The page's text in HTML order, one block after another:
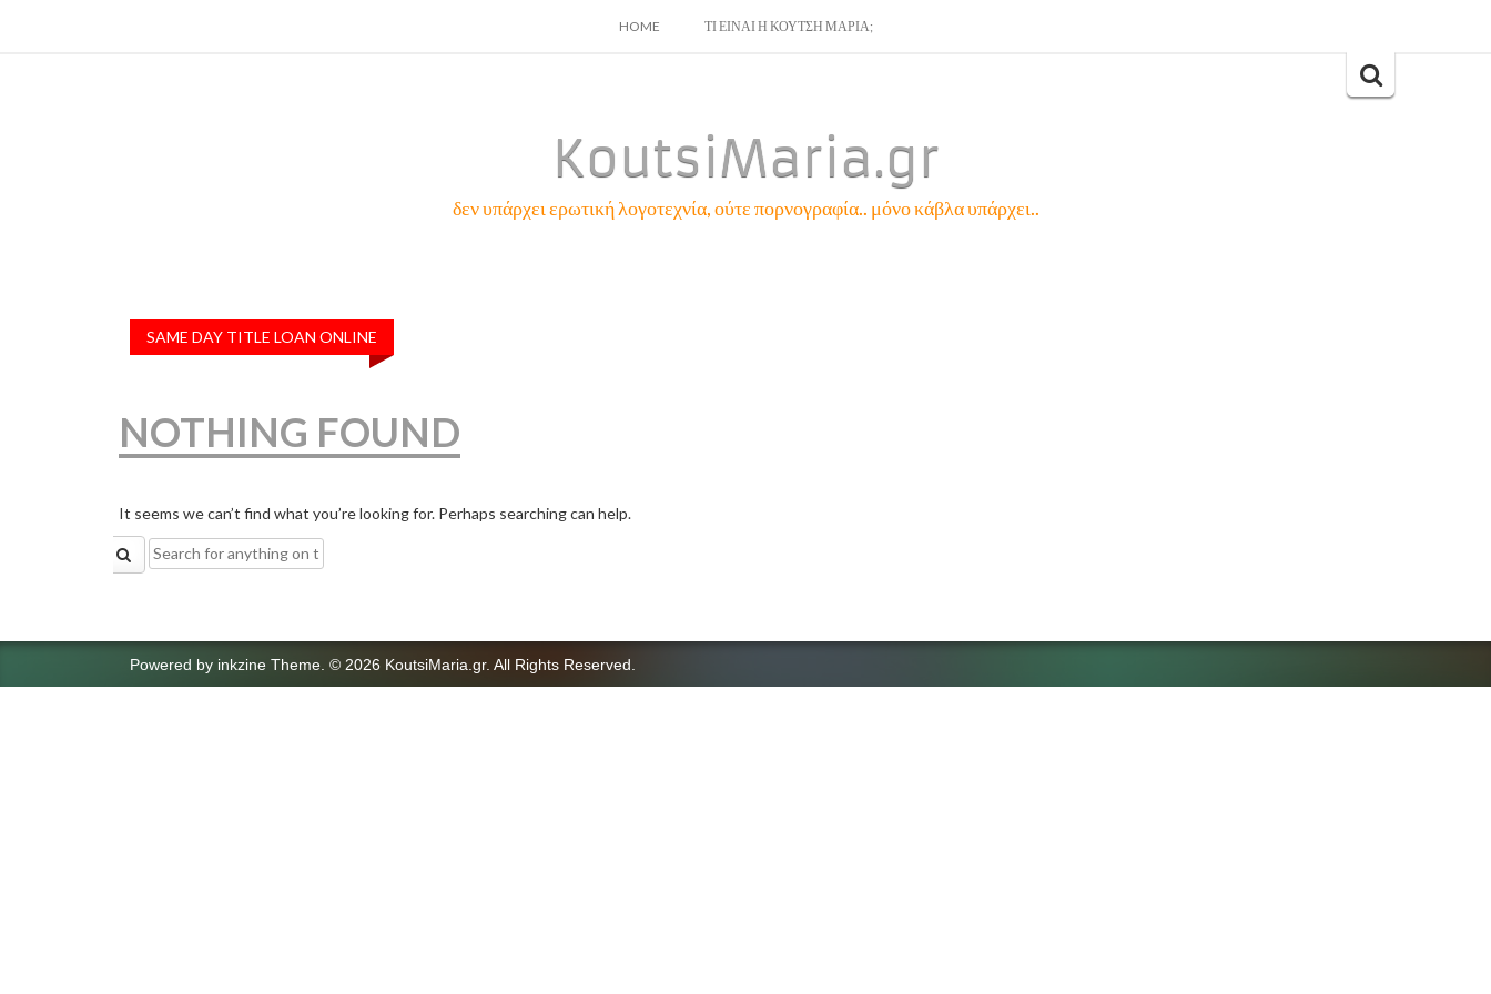
SKIP
HOME ΤΙ ΕΙΝΑΙ Η ΚΟΥΤΣΗ ΜΑΡΙΑ;
Search
KoutsiMaria.gr
δεν υπάρχει ερωτική λογοτεχνία, ούτε πορνογραφία.. μόνο κάβλα υπάρχει..
SAME DAY TITLE LOAN ONLINE
NOTHING FOUND
It seems we can’t find what you’re looking for. Perhaps searching can help.
Search
for:
Powered by inkzine Theme © 2026 KoutsiMaria.gr. All Rights Reserved.